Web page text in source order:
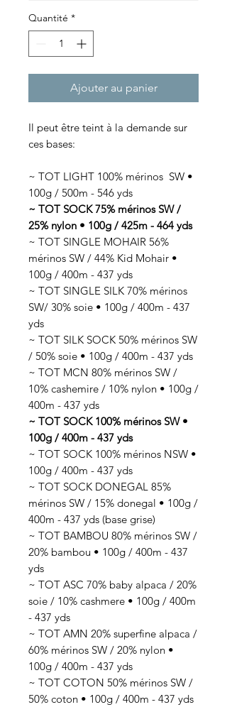
Quantité *
Ajouter au panier
Il peut être teint à la demande sur
ces bases:
~ TOT LIGHT 100% mérinos SW •
100g / 500m - 546 yds
~ TOT SOCK 75% mérinos SW /
25% nylon • 100g / 425m - 464 yds
~ TOT SINGLE MOHAIR 56%
mérinos SW / 44% Kid Mohair •
100g / 400m - 437 yds
~ TOT SINGLE SILK 70% mérinos
SW/ 30% soie • 100g / 400m - 437
yds
~ TOT SILK SOCK 50% mérinos SW
/ 50% soie • 100g / 400m - 437 yds
~ TOT MCN 80% mérinos SW /
10% cashemire / 10% nylon • 100g /
400m - 437 yds
~ TOT SOCK 100% mérinos SW •
100g / 400m - 437 yds
~ TOT SOCK 100% mérinos NSW •
100g / 400m - 437 yds
~ TOT SOCK DONEGAL 85%
mérinos SW / 15% donegal • 100g /
400m - 437 yds (base grise)
~ TOT BAMBOU 80% mérinos SW /
20% bambou • 100g / 400m - 437
yds
~ TOT ASC 70% baby alpaca / 20%
soie / 10% cashmere • 100g / 400m
- 437 yds
~ TOT AMN 20% superfine alpaca /
60% mérinos SW / 20% nylon •
100g / 400m - 437 yds
~ TOT COTON 50% mérinos SW /
50% coton • 100g / 400m - 437 yds